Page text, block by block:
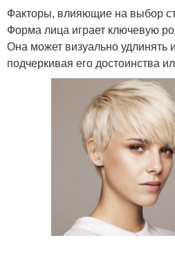
Очки с носоупорами
Очки для чтения
Очки для вытянутой
формы
Очки для удлиненной
Факторы, влияющие на выбор
Форма лица играет ключевую
Она может визуально удлинять
подчеркивая его достоинства